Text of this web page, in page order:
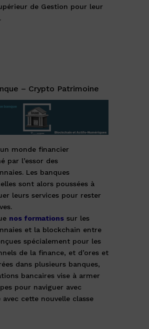
de Gestion pour leur
– Crypto Patrimoine
monde financier
par l’essor des
Les banques
sont alors poussées à
leurs services pour rester
nos formationssur les
et la blockchain entre
spécialement pour les
de la finance, et d’ores et
dans plusieurs banques,
bancaires vise à armer
pour naviguer avec
avec cette nouvelle classe